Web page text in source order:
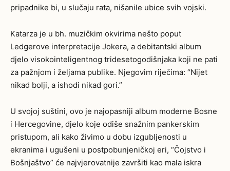
pripadnike bi, u slučaju rata, nišanile ubice svih vojski.
Katarza je u bh. muzičkim okvirima nešto poput
Ledgerove interpretacije Jokera, a debitantski album
djelo visokointeligentnog tridesetogodišnjaka koji ne pati
za pažnjom i željama publike. Njegovim riječima: “Nijet
nikad bolji, a ishodi nikad gori.”
U svojoj suštini, ovo je najopasniji album moderne Bosne
i Hercegovine, djelo koje odiše snažnim pankerskim
pristupom, ali kako živimo u dobu izgubljenosti u
ekranima i ugušeni u postpobunjeničkoj eri, “Čojstvo i
Bošnjaštvo” će najvjerovatnije završiti kao mala iskra